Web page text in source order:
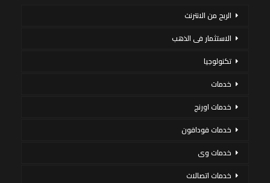
الربح من الانترنت
الاستثمار فى الذهب
تكنولوجيا
خدمات
خدمات اورنج
خدمات فودافون
خدمات وى
خدمات اتصالات